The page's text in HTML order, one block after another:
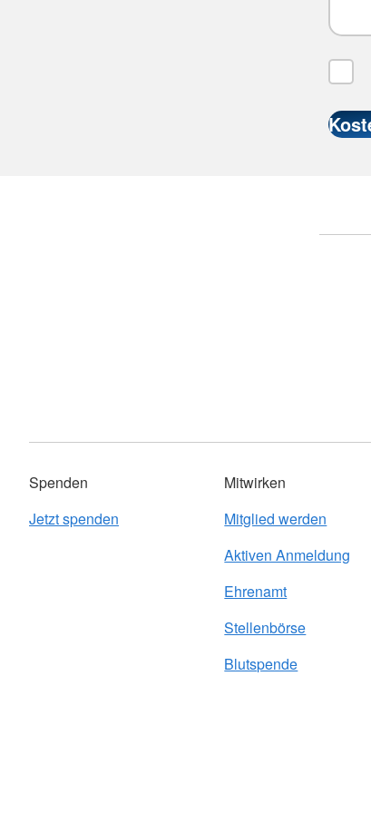
Spenden
Jetzt spenden
Mitwirken
Mitglied werden
Aktiven Anmeldung
Ehrenamt
Stellenbörse
Blutspende